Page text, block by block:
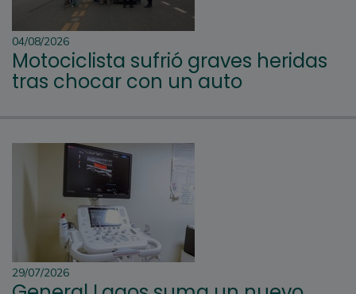
04/08/2026
Motociclista sufrió graves heridas
tras chocar con un auto
29/07/2026